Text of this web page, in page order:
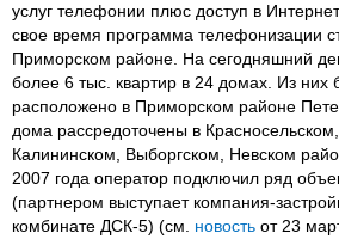
услуг телефонии плюс доступ в
свое время программа телефонизации
Приморском районе. На сегодняшний
более 6 тыс. квартир в 24 домах. Из них
расположено в Приморском районе
дома рассредоточены в
Калининском, Выборгском, Невском
2007 года оператор подключил ряд
(партнером выступает компания-
комбинате ДСК-5) (см. новость от 23